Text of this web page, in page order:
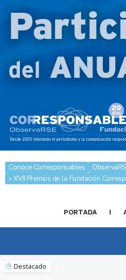
Conoce Corresponsables
» XVII Premios de la Fundación
PORTADA |
Destacado